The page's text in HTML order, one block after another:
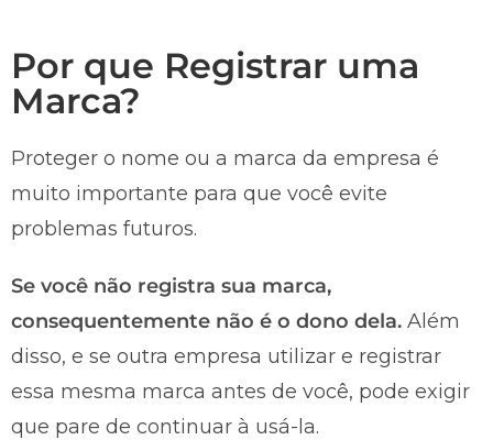
Por que Registrar uma
Marca?
Proteger o nome ou a marca da empresa é
muito importante para que você evite
problemas futuros.
Se você não registra sua marca,
consequentemente não é o dono dela. Além
disso, e se outra empresa utilizar e registrar
essa mesma marca antes de você, pode exigir
que pare de continuar à usá-la.